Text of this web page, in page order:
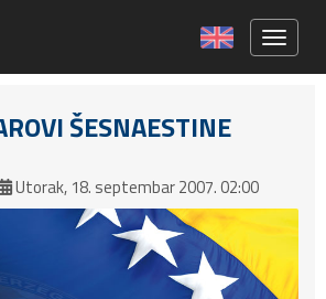
ŠESNAESTINE
Utorak, 18. septembar 2007. 02:00